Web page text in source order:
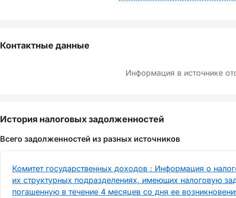
Контактные данные
Информация в источнике
История налоговых задолженностей
Всего задолженностей из разных источников
Комитет государственных доходов : Информация о
их структурных подразделениях, имеющих налоговую
погашенную в течение 4 месяцев со дня ее